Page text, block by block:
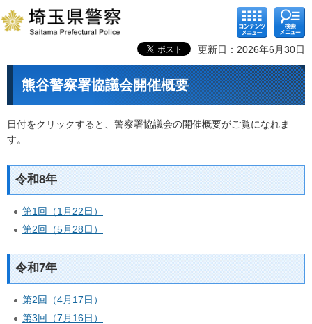
コンテ
ンツメ
ニュー
検索メ
ニュー
更新日：2026年6月30日
熊谷警察署協議会開催概要
日付をクリックすると、警察署協議会の開催概要がご覧になれま
す。
令和8年
第1回（1月22日）
第2回（5月28日）
令和7年
第2回（4月17日）
第3回（7月16日）